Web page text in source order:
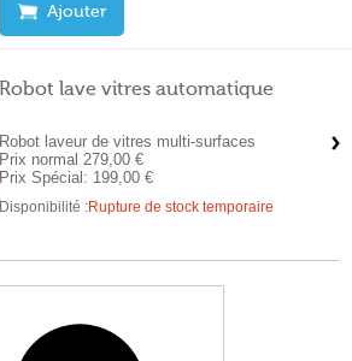
Ajouter
Robot lave vitres automatique
Robot laveur de vitres multi-surfaces
Prix normal 279,00 €
Prix Spécial: 199,00 €
Disponibilité :Rupture de stock temporaire